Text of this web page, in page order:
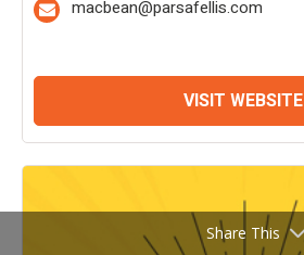
macbean@parsafellis.com
VISIT WEBSITE
Share This